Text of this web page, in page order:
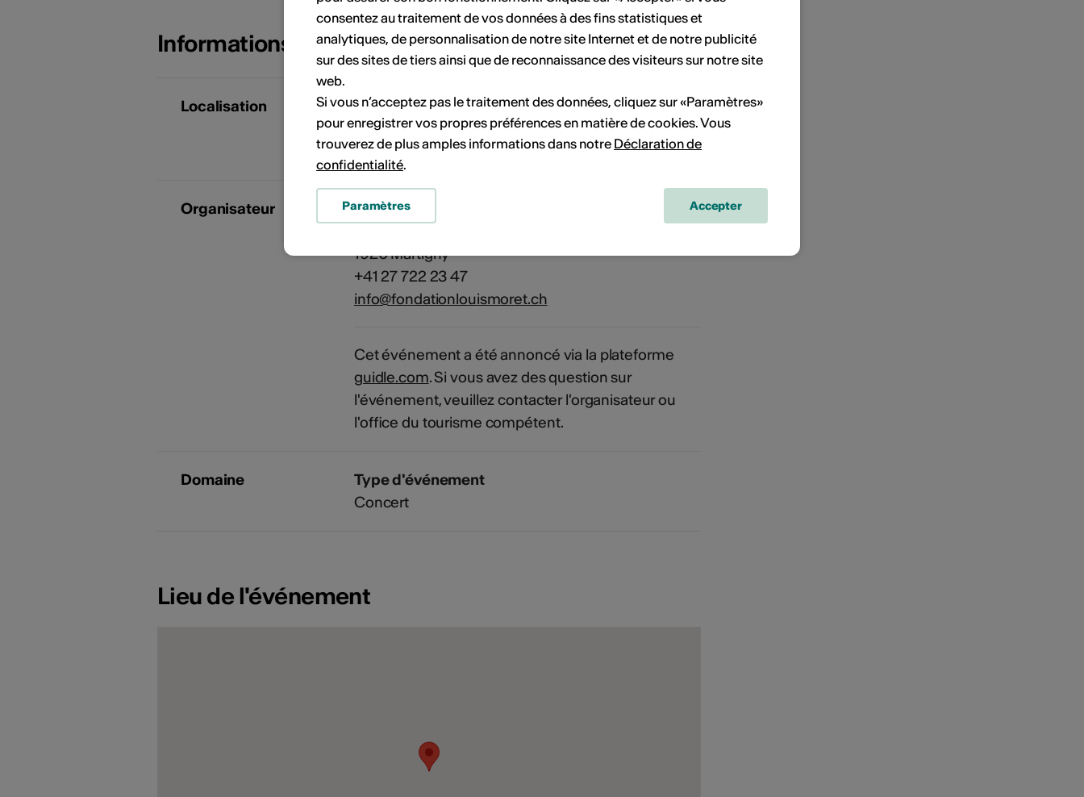
Informations sur l'événement
Localisation
Fondation Louis Moret
Chemin des Barrières 33
1920 Martigny
Organisateur
Fondation Louis Moret
1920 Martigny
+41 27 722 23 47
info@fondationlouismoret.ch
Cet événement a été annoncé via la plateforme
guidle.com. Si vous avez des question sur
l'événement, veuillez contacter l'organisateur ou
l'office du tourisme compétent.
Domaine
Type d'événement
Concert
Lieu de l'événement
consentez au traitement de vos données à des fins statistiques et
analytiques, de personnalisation de notre site Internet et de notre publicité
sur des sites de tiers ainsi que de reconnaissance des visiteurs sur notre site
web.
Si vous n’acceptez pas le traitement des données, cliquez sur «Paramètres»
pour enregistrer vos propres préférences en matière de cookies. Vous
trouverez de plus amples informations dans notre Déclaration de
confidentialité.
Paramètres Accepter